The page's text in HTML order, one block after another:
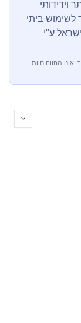
וידידותי
לשימוש ביתי
ע"י
אינו מהווה חוות